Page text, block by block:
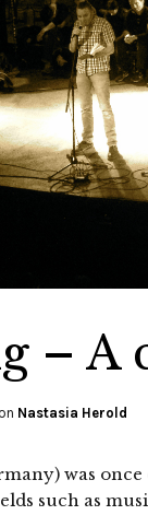
– A
Nastasia Herold
was
such as